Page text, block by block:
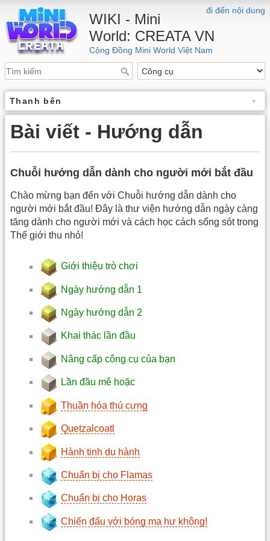
đi đến nội dung
WIKI - Mini
World: CREATA VN
Cộng Đồng Mini World Việt Nam
Thanh bên
Bài viết - Hướng dẫn
Chuỗi hướng dẫn dành cho người mới bắt đầu
Chào mừng bạn đến với Chuỗi hướng dẫn dành cho
người mới bắt đầu! Đây là thư viện hướng dẫn ngày càng
tăng dành cho người mới và cách học cách sống sót trong
Thế giới thu nhỏ!
Giới thiệu trò chơi
Ngày hướng dẫn 1
Ngày hướng dẫn 2
Khai thác lần đầu
Nâng cấp công cụ của bạn
Lần đầu mê hoặc
Thuần hóa thú cưng
Quetzalcoatl
Hành tinh du hành
Chuẩn bị cho Flamas
Chuẩn bị cho Horas
Chiến đấu với bóng ma hư không!